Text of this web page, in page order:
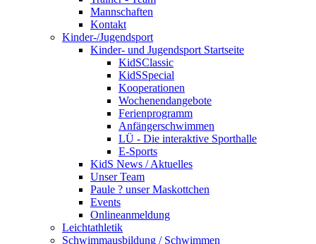
Mannschaften
Kontakt
Kinder-/Jugendsport
Kinder- und Jugendsport Startseite
KidSClassic
KidSSpecial
Kooperationen
Wochenendangebote
Ferienprogramm
Anfängerschwimmen
LÜ - Die interaktive Sporthalle
E-Sports
KidS News / Aktuelles
Unser Team
Paule ? unser Maskottchen
Events
Onlineanmeldung
Leichtathletik
Schwimmausbildung / Schwimmen